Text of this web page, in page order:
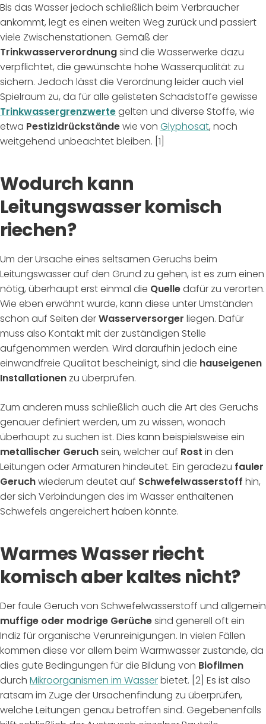
Bis das Wasser jedoch schließlich beim Verbraucher
ankommt, legt es einen weiten Weg zurück und passiert
viele Zwischenstationen. Gemäß der
Trinkwasserverordnungsind die Wasserwerke dazu
verpflichtet, die gewünschte hohe Wasserqualität zu
sichern. Jedoch lässt die Verordnung leider auch viel
Spielraum zu, da für alle gelisteten Schadstoffe gewisse
Trinkwassergrenzwertegelten und diverse Stoffe, wie
etwa Pestizidrückständewie von Glyphosat, noch
weitgehend unbeachtet bleiben. [1]
Wodurch kann
Leitungswasser komisch
riechen?
Um der Ursache eines seltsamen Geruchs beim
Leitungswasser auf den Grund zu gehen, ist es zum einen
nötig, überhaupt erst einmal die Quelledafür zu verorten.
Wie eben erwähnt wurde, kann diese unter Umständen
schon auf Seiten derWasserversorger liegen. Dafür
muss also Kontakt mit der zuständigen Stelle
aufgenommen werden. Wird daraufhin jedoch eine
einwandfreie Qualität bescheinigt, sind die hauseigenen
Installationen zu überprüfen.
Zum anderen muss schließlich auch die Art des Geruchs
genauer definiert werden, um zu wissen, wonach
überhaupt zu suchen ist. Dies kann beispielsweise ein
metallischer Geruchsein, welcher auf Rost in den
Leitungen oder Armaturen hindeutet. Ein geradezu fauler
Geruchwiederum deutet auf Schwefelwasserstoff hin,
der sich Verbindungen des im Wasser enthaltenen
Schwefels angereichert haben könnte.
Warmes Wasser riecht
komisch aber kaltes nicht?
Der faule Geruch von Schwefelwasserstoff und allgemein
muffige oder modrige Gerüchesind generell oft ein
Indiz für organische Verunreinigungen. In vielen Fällen
kommen diese vor allem beim Warmwasser zustande, da
dies gute Bedingungen für die Bildung von Biofilmen
durch Mikroorganismen im Wasserbietet. [2] Es ist also
ratsam im Zuge der Ursachenfindung zu überprüfen,
welche Leitungen genau betroffen sind. Gegebenenfalls